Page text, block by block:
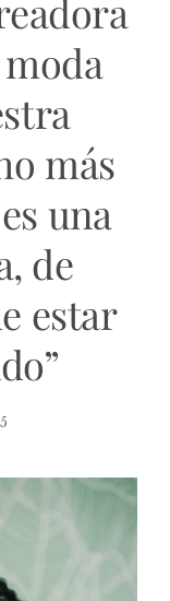
más
una
de
estar